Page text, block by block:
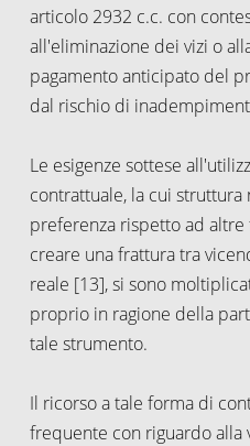
articolo 2932 c.c. con
all'eliminazione dei vizi o
pagamento anticipato del
dal rischio di
Le esigenze sottese
contrattuale, la cui
preferenza rispetto ad
creare una frattura tra
reale [13], si sono
proprio in ragione della
tale strumento.
Il ricorso a tale forma di
frequente con riguardo